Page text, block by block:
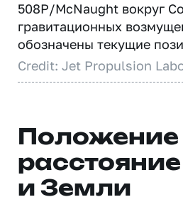
508P/McNaught вокруг
гравитационных
обозначены текущие
Credit: Jet Propulsion
Положение
и Земли